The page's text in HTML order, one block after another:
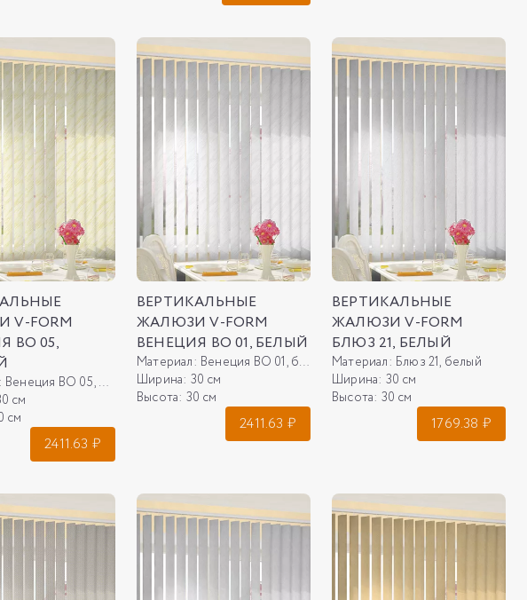
FORM
ВО 05,
Венеция ВО 05, желтый
см
см
2411.63 ₽
ВЕРТИКАЛЬНЫЕ
ЖАЛЮЗИ V-FORM
ВЕНЕЦИЯ ВО 01, БЕЛЫЙ
Материал: Венеция ВО 01, белый
Ширина: 30 см
Высота: 30 см
2411.63 ₽
ВЕРТИКАЛЬНЫЕ
ЖАЛЮЗИ V-FORM
БЛЮЗ 21, БЕЛЫЙ
Материал: Блюз 21, белый
Ширина: 30 см
Высота: 30 см
1769.38 ₽